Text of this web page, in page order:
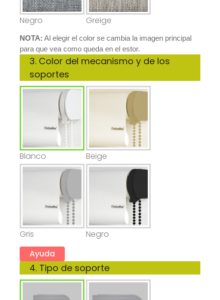
Negro Greige
NOTA: Al elegir el color se cambia la imagen principal
para que vea como queda en el estor.
3. Color del mecanismo y de los
soportes
Blanco Beige
Gris
Negro
Ayuda
4. Tipo de soporte